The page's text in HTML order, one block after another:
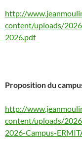
http://
content/uploads/
2026.pdf
Proposition du
http://
content/uploads/
2026-Campus-